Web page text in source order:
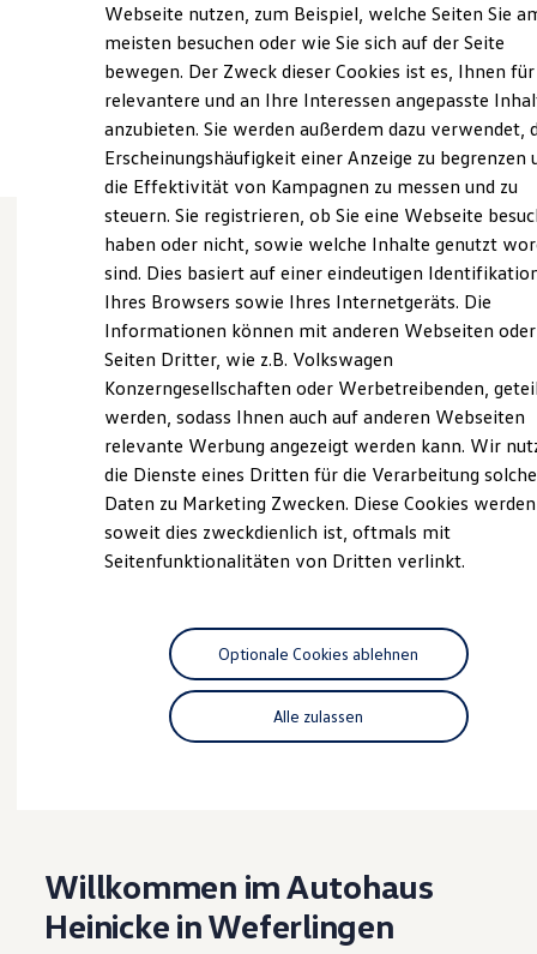
Laden
Laden unterwegs
Laden Zuhause
Ladestationen finden
Ladezeitensimulator
Batterie
Sicherheit
Garantie und Lebensdauer
Nachhaltigkeit
Technologie
Kosten und Kauf
Verbrauchskosten
Kaufoptionen
E-Auto-Förderung
Software und Konnektivität
ID. Software Versionen und Updates
Digitale Extras
Schnittstellen zu Ihrem ID.
Hybridautos
Marke und Erlebnis
Volkswagen R und R Experience
R-Modelle
Driving Experience
Volkswagen entdecken
Lifestyle Shop
T-Roc Kollektion
Golf Kollektion
ID. Kollektion
Volkswagen Kollektion
R-Kollektion
Software Updates
Inspektion und HU/AU
Ansprechpartner
Wie können wir
Ihnen weiterhelfen?
Probefahrt vereinbaren
Serviceanfrage stellen
Willkommen im Autohaus
Heinicke in Weferlingen
Webseite nutzen, zum Beispiel, welche Seiten Sie
meisten besuchen oder wie Sie sich auf der Seite
bewegen. Der Zweck dieser Cookies ist es, Ihnen für
relevantere und an Ihre Interessen angepasste
anzubieten. Sie werden außerdem dazu verwendet,
Erscheinungshäufigkeit einer Anzeige zu begrenzen
die Effektivität von Kampagnen zu messen und zu
steuern. Sie registrieren, ob Sie eine Webseite
haben oder nicht, sowie welche Inhalte genutzt
sind. Dies basiert auf einer eindeutigen
Ihres Browsers sowie Ihres Internetgeräts. Die
Informationen können mit anderen Webseiten oder
Seiten Dritter, wie z.B. Volkswagen
Konzerngesellschaften oder Werbetreibenden,
werden, sodass Ihnen auch auf anderen Webseiten
relevante Werbung angezeigt werden kann. Wir
die Dienste eines Dritten für die Verarbeitung
Daten zu Marketing Zwecken. Diese Cookies
soweit dies zweckdienlich ist, oftmals mit
Seitenfunktionalitäten von Dritten verlinkt.
Alle zulassen
Optionale Cookies ablehnen